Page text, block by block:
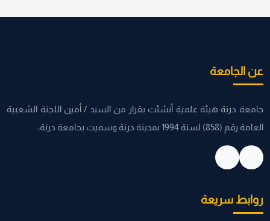
عن الجامعة
جامعة درنة هيئة علمية أنشئت بقرار من السيد / أمين اللجنة الشعبية
العامة رقم (858) لسنة 1994 بمدينة درنة وسميت بجامعة درنة،
روابط سريعة